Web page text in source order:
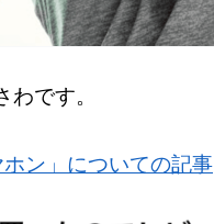
です。
ホン」についての記事